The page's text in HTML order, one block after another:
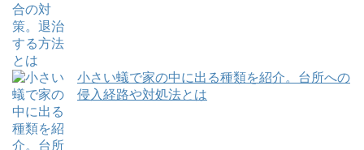
小さい蟻で家の中に出る種類を紹介。台所への
侵入経路や対処法とは